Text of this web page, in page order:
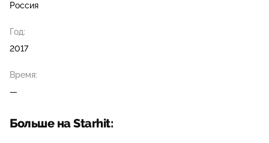
Россия
Год:
2017
Время:
—
Больше на Starhit: